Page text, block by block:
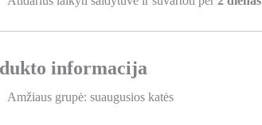
informacija
Amžiaus grupė: suaugusios katės